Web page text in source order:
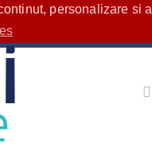
personalizare si